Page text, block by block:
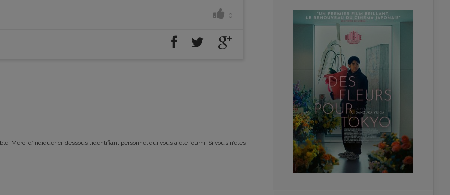
0
Merci d’indiquer ci-dessous l’identifiant personnel qui vous a été fourni. Si vous n’êtes